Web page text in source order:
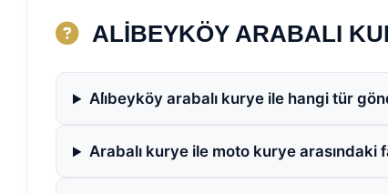
ALİBEYKÖY ARABALI
Ali̇beyköy arabalı kurye ile hangi tür
Arabalı kurye ile moto kurye arasındaki